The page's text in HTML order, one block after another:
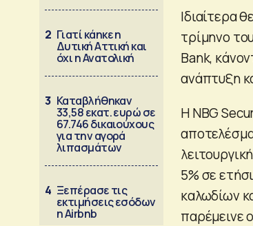
2 Γιατί κάηκε η
Δυτική Αττική και
όχι η Ανατολική
3 Καταβλήθηκαν
33,58 εκατ. ευρώ σε
67.746 δικαιούχους
για την αγορά
λιπασμάτων
4 Ξεπέρασε τις
εκτιμήσεις εσόδων
η Airbnb
Ιδιαίτερα
τρίμηνο
Bank,
ανάπτυξη
Η NBG
5% σε
καλωδίων
παρέμεινε